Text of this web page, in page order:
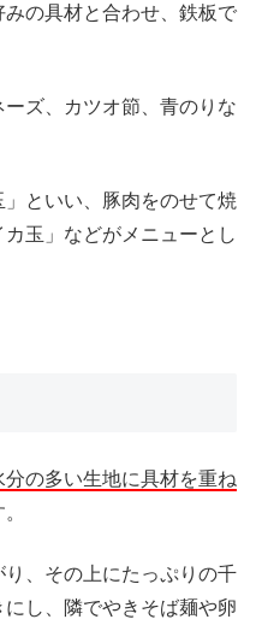
の具材と合わせ、鉄板で
ズ、カツオ節、青のりな
といい、豚肉をのせて焼
玉」などがメニューとし
分の多い生地に具材を重ね
、その上にたっぷりの千
し、隣でやきそば麺や卵